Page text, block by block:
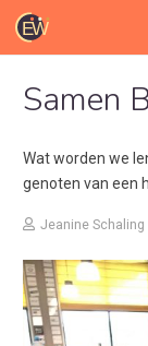
Samen
Wat worden we
genoten van een
Jeanine Schaling